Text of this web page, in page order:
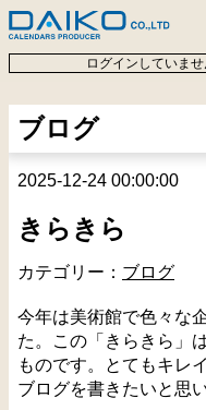
ログインしていませ
ブログ
2025-12-24 00:00:00
きらきら
カテゴリー： ブログ
今年は美術館で色々な
た。この「きらきら」
ものです。とてもキレ
ブログを書きたいと思